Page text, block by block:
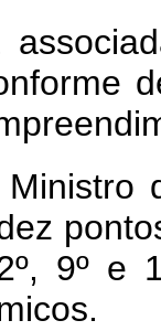
9º e